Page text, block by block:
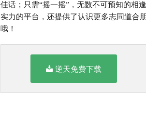
佳话；只需“摇一摇”，无数不可预知的相
实力的平台，还提供了认识更多志同道合
哦！
逆天免费下载